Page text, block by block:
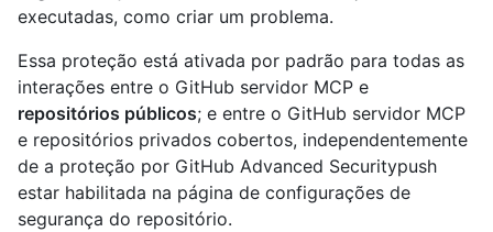
executadas, como criar um problema.
Essa proteção está ativada por padrão para todas as
interações entre o GitHub servidor MCP e
repositórios públicos; e entre o GitHub servidor MCP
e repositórios privados cobertos, independentemente
de a proteção por GitHub Advanced Securitypush
estar habilitada na página de configurações de
segurança do repositório.